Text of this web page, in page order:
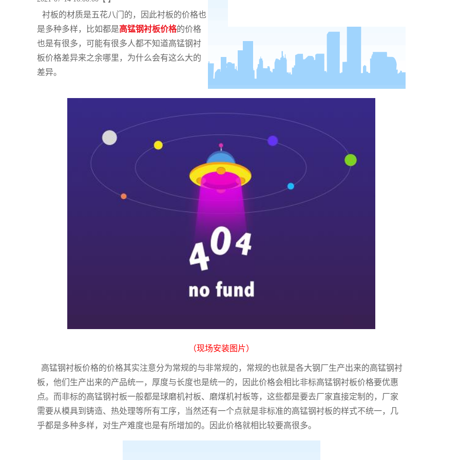
衬板的材质是五花八门的，因此衬板的价格也
是多种多样，比如都是高锰钢衬板价格的价格
也是有很多，可能有很多人都不知道高锰钢衬
板价格差异来之余哪里，为什么会有这么大的
差异。
（现场安装图片）
高锰钢衬板价格的价格其实注意分为常规的与非常规的，常规的也就是各大钢厂生产出来的高锰钢衬
板，他们生产出来的产品统一，厚度与长度也是统一的，因此价格会相比非标高锰钢衬板价格要优惠
点。而非标的高锰钢衬板一般都是球磨机衬板、磨煤机衬板等，这些都是要去厂家直接定制的，厂家
需要从模具到铸造、热处理等所有工序，当然还有一个点就是非标准的高锰钢衬板的样式不统一，几
乎都是多种多样，对生产难度也是有所增加的。因此价格就相比较要高很多。